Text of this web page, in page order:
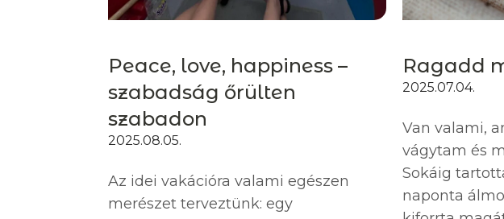
Peace, love, happiness –
szabadság őrülten
szabadon
2025.08.05.
Az idei vakációra valami egészen
merészet terveztünk: egy
Ragadd
2025.07.04.
Van valami,
vágytam és
Sokáig
naponta